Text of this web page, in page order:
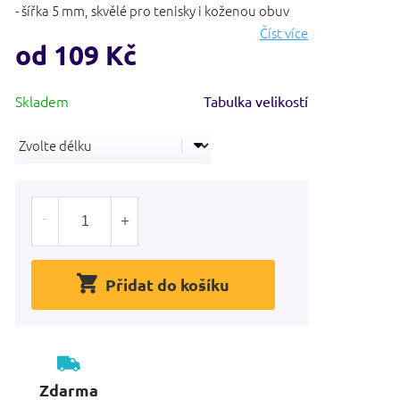
- šířka 5 mm, skvělé pro tenisky i koženou obuv
Číst více
od 109 Kč
cena:
Tabulka velikostí
Přidat do košíku
Zdarma